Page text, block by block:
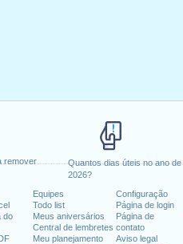
remover
Quantos dias úteis no ano de
2026?
do
Equipes
Todo list
Meus aniversários
Central de lembretes
Meu planejamento
Configuração
Página de login
Página de
contato
Aviso legal